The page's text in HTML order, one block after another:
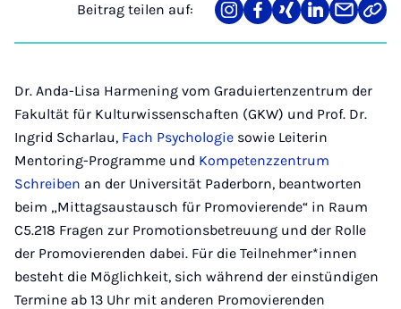
Beitrag teilen auf:
Teilen
auf
Teilen
auf
Teilen
auf
Teilen
auf
Teilen
über
Mail
Link
Dr. Anda-Lisa Harmening vom Graduiertenzentrum der
Fakultät für Kulturwissenschaften (GKW) und Prof. Dr.
Ingrid Scharlau, Fach Psychologie sowie Leiterin
Mentoring-Programme und Kompetenzzentrum
Schreiben an der Universität Paderborn, beantworten
beim „Mittagsaustausch für Promovierende“ in Raum
C5.218 Fragen zur Promotionsbetreuung und der Rolle
der Promovierenden dabei. Für die Teilnehmer*innen
besteht die Möglichkeit, sich während der einstündigen
Termine ab 13 Uhr mit anderen Promovierenden